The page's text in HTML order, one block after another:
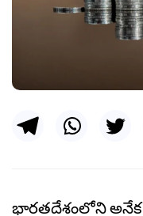
భారతదేశంలోని అనేక